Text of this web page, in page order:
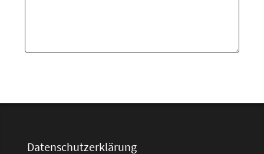
Datenschutzerklärung